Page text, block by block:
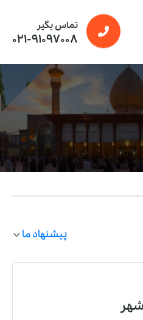
تماس بگیر
021-91097008
پیشنهاد ما